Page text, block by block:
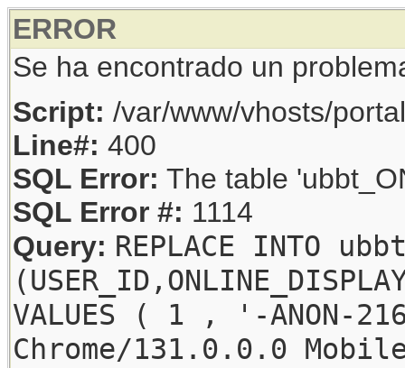
ERROR
Se ha encontrado un
Script: /var/www/vhosts/
Line#: 400
SQL Error: The table
SQL Error #: 1114
Query: REPLACE INTO
VALUES ( 1 , '-
Chrome/131.0.0.0